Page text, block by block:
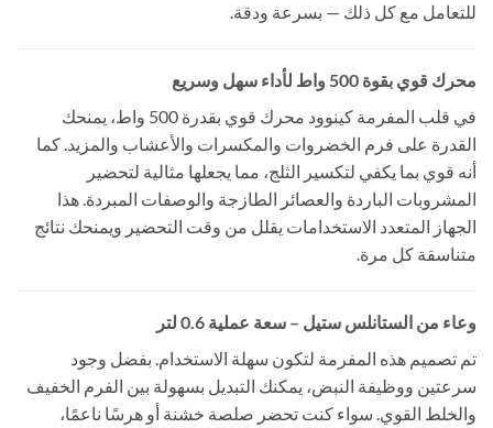
للتعامل مع كل ذلك — بسرعة ودقة.
محرك قوي بقوة 500 واط لأداء سهل وسريع
في قلب المفرمة كينوود محرك قوي بقدرة 500 واط، يمنحك
القدرة على فرم الخضروات والمكسرات والأعشاب والمزيد. كما
أنه قوي بما يكفي لتكسير الثلج، مما يجعلها مثالية لتحضير
المشروبات الباردة والعصائر الطازجة والوصفات المبردة. هذا
الجهاز المتعدد الاستخدامات يقلل من وقت التحضير ويمنحك نتائج
متناسقة كل مرة.
وعاء من الستانلس ستيل – سعة عملية 0.6 لتر
تم تصميم هذه المفرمة لتكون سهلة الاستخدام. بفضل وجود
سرعتين ووظيفة النبض، يمكنك التبديل بسهولة بين الفرم الخفيف
والخلط القوي. سواء كنت تحضر صلصة خشنة أو هرسًا ناعمًا،